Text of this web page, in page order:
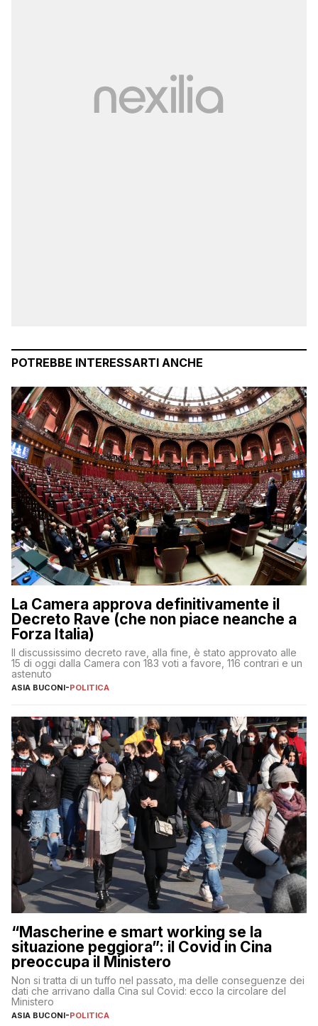
POTREBBE INTERESSARTI ANCHE
La Camera approva definitivamente il
Decreto Rave (che non piace neanche a
Forza Italia)
Il discussissimo decreto rave, alla fine, è stato approvato alle
15 di oggi dalla Camera con 183 voti a favore, 116 contrari e un
astenuto
ASIA BUCONI-POLITICA
“Mascherine e smart working se la
situazione peggiora”: il Covid in Cina
preoccupa il Ministero
Non si tratta di un tuffo nel passato, ma delle conseguenze dei
dati che arrivano dalla Cina sul Covid: ecco la circolare del
Ministero
ASIA BUCONI-POLITICA